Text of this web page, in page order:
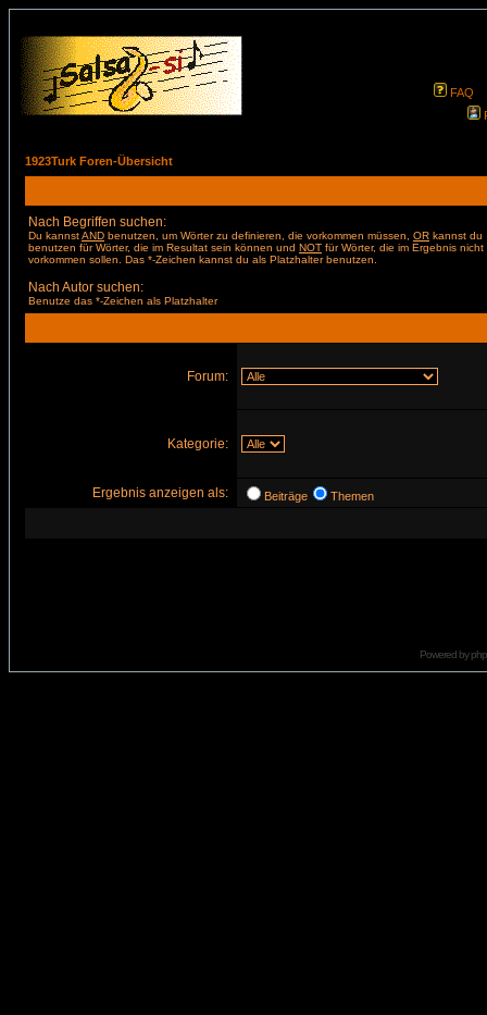
FAQ
1923Turk Foren-Übersicht
Nach Begriffen suchen:
Du kannstAND benutzen, um Wörter zu definieren, die vorkommen müssen, OR kannst du
benutzen für Wörter, die im Resultat sein können und NOT für Wörter, die im Ergebnis nicht
vorkommen sollen. Das *-Zeichen kannst du als Platzhalter benutzen.
Nach Autor suchen:
Benutze das *-Zeichen als Platzhalter
Forum:
Kategorie:
Ergebnis anzeigen als: Beiträge Themen
Powered by